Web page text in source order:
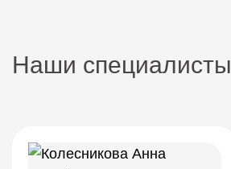
Наши специалисты